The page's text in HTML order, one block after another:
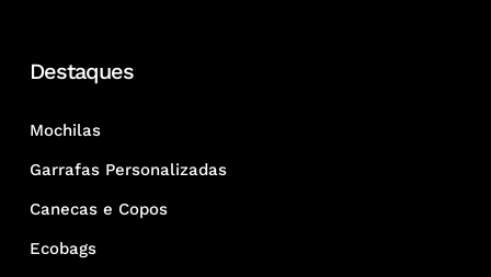
Destaques
Mochilas
Garrafas Personalizadas
Canecas e Copos
Ecobags